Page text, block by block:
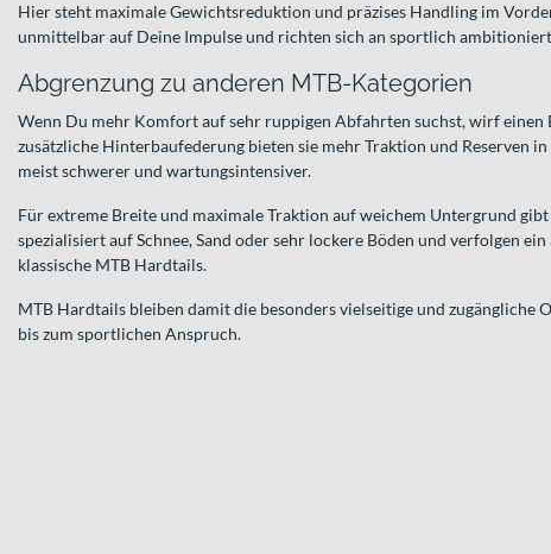
Hier steht maximale Gewichtsreduktion und präzises Handling im
unmittelbar auf Deine Impulse und richten sich an sportlich
Abgrenzung zu anderen MTB-Kategorien
Wenn Du mehr Komfort auf sehr ruppigen Abfahrten suchst, wirf einen
zusätzliche Hinterbaufederung bieten sie mehr Traktion und Reserven
meist schwerer und wartungsintensiver.
Für extreme Breite und maximale Traktion auf weichem Untergrund gibt
spezialisiert auf Schnee, Sand oder sehr lockere Böden und verfolgen
klassische MTB Hardtails.
MTB Hardtails bleiben damit die besonders vielseitige und zugängliche
bis zum sportlichen Anspruch.